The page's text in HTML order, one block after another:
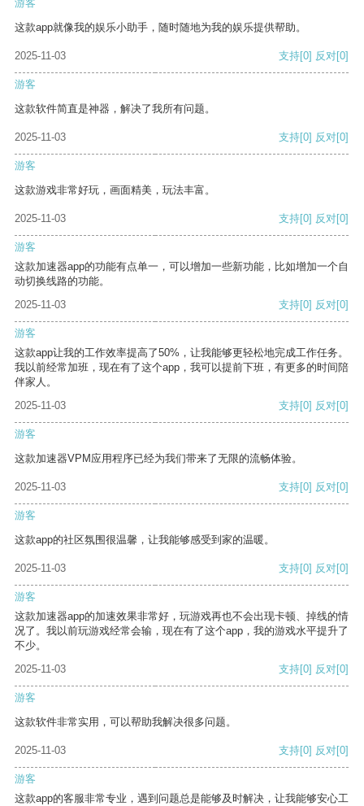
游客
这款app就像我的娱乐小助手，随时随地为我的娱乐提供帮助。
2025-11-03 支持[0] 反对[0]
游客
这款软件简直是神器，解决了我所有问题。
2025-11-03 支持[0] 反对[0]
游客
这款游戏非常好玩，画面精美，玩法丰富。
2025-11-03 支持[0] 反对[0]
游客
这款加速器app的功能有点单一，可以增加一些新功能，比如增加一个自
动切换线路的功能。
2025-11-03
支持[0] 反对[0]
游客
这款app让我的工作效率提高了50%，让我能够更轻松地完成工作任务。
我以前经常加班，现在有了这个app，我可以提前下班，有更多的时间陪
伴家人。
2025-11-03
支持[0] 反对[0]
游客
这款加速器VPM应用程序已经为我们带来了无限的流畅体验。
2025-11-03 支持[0] 反对[0]
游客
这款app的社区氛围很温馨，让我能够感受到家的温暖。
2025-11-03 支持[0] 反对[0]
游客
这款加速器app的加速效果非常好，玩游戏再也不会出现卡顿、掉线的情
况了。我以前玩游戏经常会输，现在有了这个app，我的游戏水平提升了
不少。
2025-11-03
支持[0] 反对[0]
游客
这款软件非常实用，可以帮助我解决很多问题。
2025-11-03 支持[0] 反对[0]
游客
这款app的客服非常专业，遇到问题总是能够及时解决，让我能够安心工